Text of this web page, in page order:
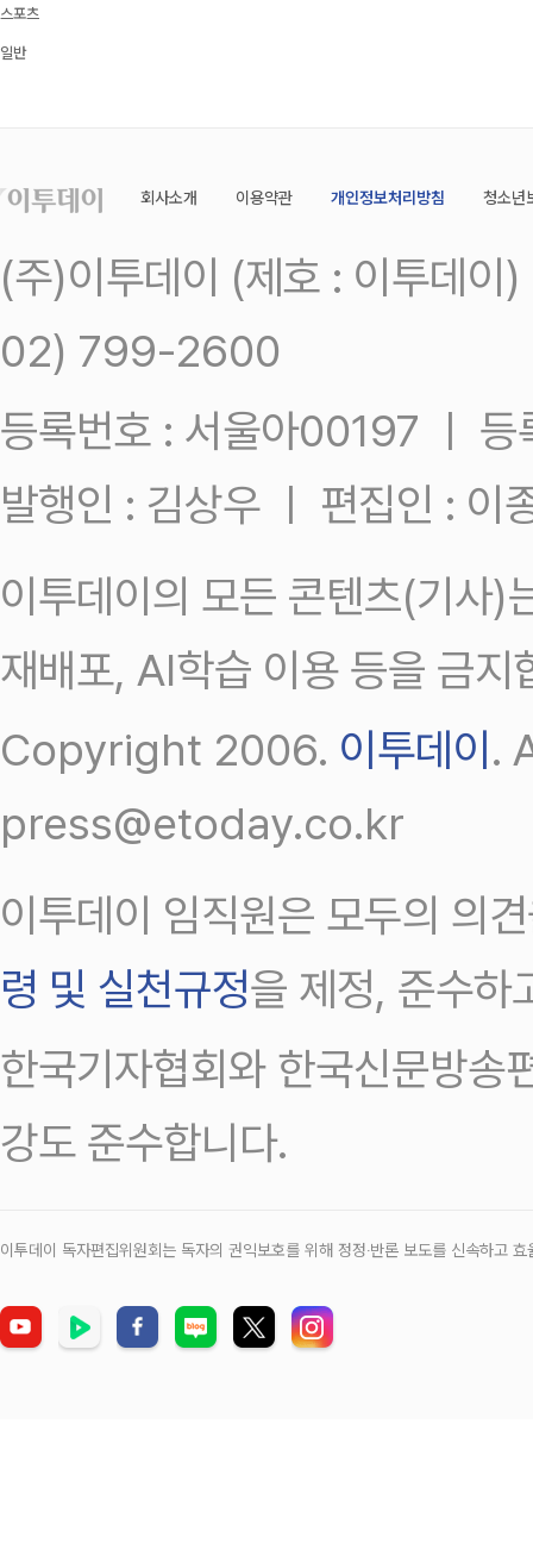
스포츠
일반
회사소개 이용약관 개인정보처리방침 청소년
(주)이투데이 (제호 : 이투데
02) 799-2600
등록번호 : 서울아00197 ㅣ
발행인 : 김상우 ㅣ 편집인 : 이
이투데이의 모든 콘텐츠(기사)
재배포, AI학습 이용 등을 금지
Copyright 2006. 이투데이.
press@etoday.co.kr
이투데이 임직원은 모두의 의
령 및 실천규정을 제정, 준수하
한국기자협회와 한국신문방송
강도 준수합니다.
이투데이 독자편집위원회는 독자의 권익보호를 위해 정정‧반론 보도를 신속하고